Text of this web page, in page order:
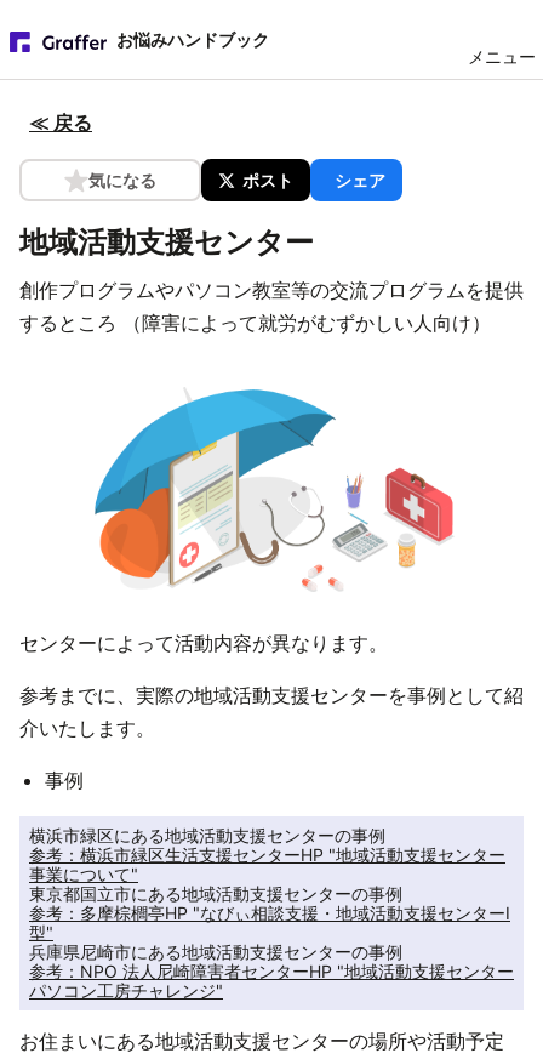
お悩みハンドブック
メニュー
≪ 戻る
気になる ポスト シェア
地域活動支援センター
創作プログラムやパソコン教室等の交流プログラムを提供
するところ （障害によって就労がむずかしい人向け）
センターによって活動内容が異なります。
参考までに、実際の地域活動支援センターを事例として紹
介いたします。
事例
参考：横浜市緑区生活支援センターHP "地域活動支援センター
事業について"
参考：多摩棕櫚亭HP "なびぃ相談支援・地域活動支援センターⅠ
型"
参考：NPO 法人尼崎障害者センターHP "地域活動支援センター
パソコン工房チャレンジ"
お住まいにある地域活動支援センターの場所や活動予定